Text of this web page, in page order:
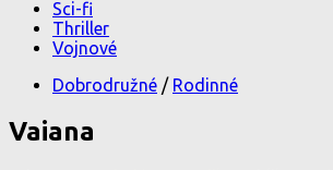
Sci-fi
Thriller
Vojnové
Dobrodružné / Rodinné
Vaiana